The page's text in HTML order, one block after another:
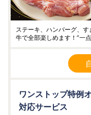
ステーキ、ハンバーグ、
牛で全部楽しめます！”一
ワンストップ特例
対応サービス